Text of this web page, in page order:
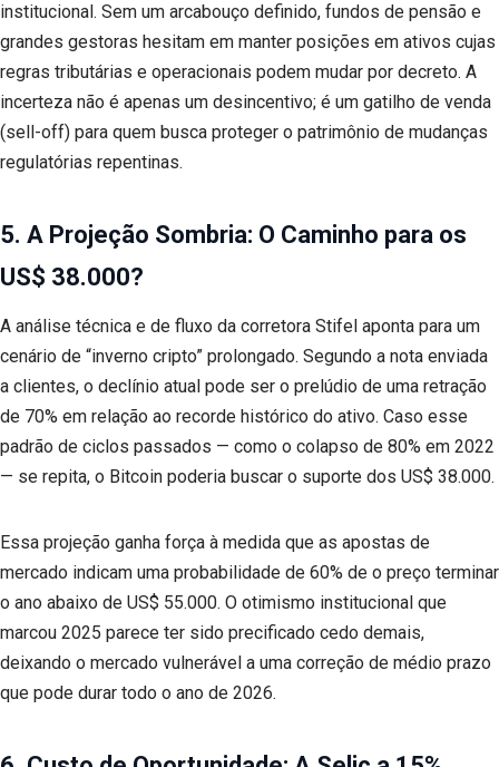
institucional. Sem um arcabouço definido, fundos de pensão e
grandes gestoras hesitam em manter posições em ativos cujas
regras tributárias e operacionais podem mudar por decreto. A
incerteza não é apenas um desincentivo; é um gatilho de venda
(sell-off) para quem busca proteger o patrimônio de mudanças
regulatórias repentinas.
5. A Projeção Sombria: O Caminho para os
US$ 38.000?
A análise técnica e de fluxo da corretora Stifel aponta para um
cenário de “inverno cripto” prolongado. Segundo a nota enviada
a clientes, o declínio atual pode ser o prelúdio de uma retração
de 70% em relação ao recorde histórico do ativo. Caso esse
padrão de ciclos passados — como o colapso de 80% em 2022
— se repita, o Bitcoin poderia buscar o suporte dos US$ 38.000.
Essa projeção ganha força à medida que as apostas de
mercado indicam uma probabilidade de 60% de o preço terminar
o ano abaixo de US$ 55.000. O otimismo institucional que
marcou 2025 parece ter sido precificado cedo demais,
deixando o mercado vulnerável a uma correção de médio prazo
que pode durar todo o ano de 2026.